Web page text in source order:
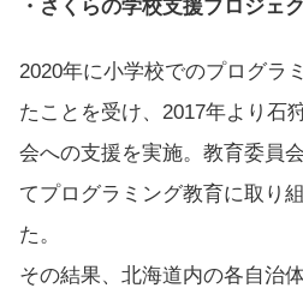
・ さくらの学校支援プロジェ
2020年に小学校でのプログラ
たことを受け、2017年より石
会への支援を実施。教育委員
てプログラミング教育に取り
た。
その結果、北海道内の各自治